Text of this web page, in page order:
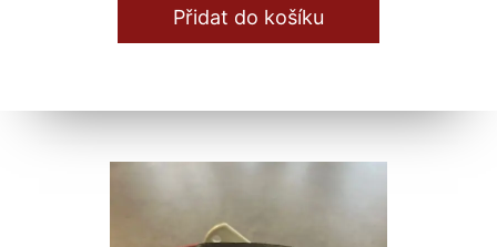
Přidat do košíku